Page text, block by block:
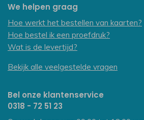
We helpen graag
Hoe werkt het bestellen van kaarten?
Hoe bestel ik een proefdruk?
Wat is de levertijd?
Bekijk alle veelgestelde vragen
Bel onze klantenservice
0318 - 72 51 23